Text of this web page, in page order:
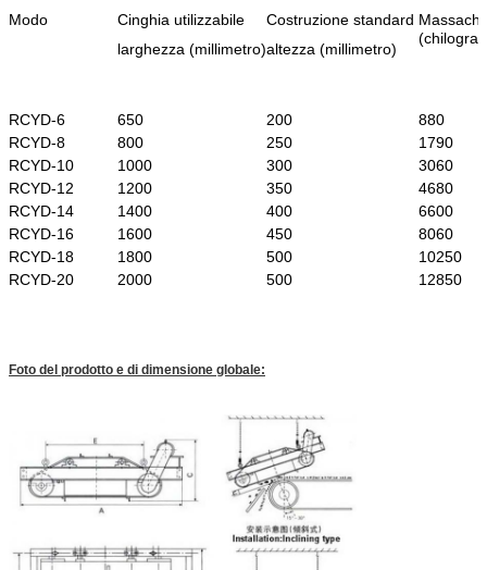
Modo
Cinghia utilizzabile
larghezza (millimetro)
Costruzione standard
altezza (millimetro)
RCYD-6 650 200
880
RCYD-8
800 250
1790
RCYD-10
1000 300
3060
RCYD-12
1200 350
4680
RCYD-14
1400 400
6600
RCYD-16
1600 450
8060
RCYD-18
1800 500
10250
RCYD-20
2000 500 12850
Foto del prodotto e di dimensione globale: